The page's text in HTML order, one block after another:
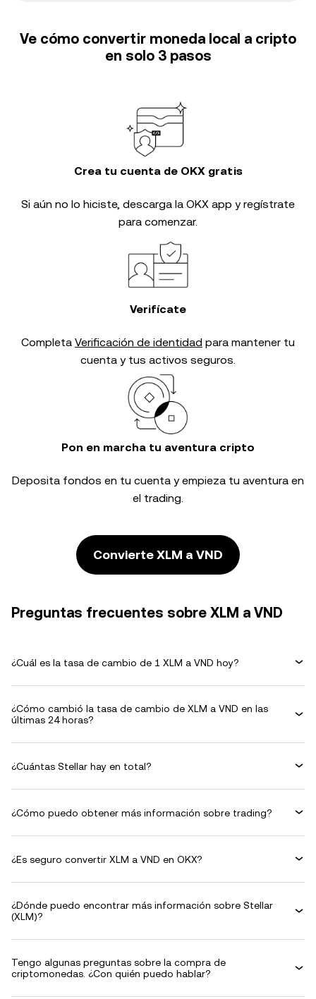
Ve cómo convertir moneda local a cripto
en solo 3 pasos
Crea tu cuenta de OKX gratis
Si aún no lo hiciste, descarga la OKX app y regístrate
para comenzar.
Verifícate
Completa Verificación de identidad para mantener tu
cuenta y tus activos seguros.
Pon en marcha tu aventura cripto
Deposita fondos en tu cuenta y empieza tu aventura en
el trading.
Convierte XLM a VND
Preguntas frecuentes sobre XLM a VND
¿Cuál es la tasa de cambio de 1 XLM a VND hoy?
¿Cómo cambió la tasa de cambio de XLM a VND en las
últimas 24 horas?
¿Cuántas Stellar hay en total?
¿Cómo puedo obtener más información sobre trading?
¿Es seguro convertir XLM a VND en OKX?
¿Dónde puedo encontrar más información sobre Stellar
(XLM)?
Tengo algunas preguntas sobre la compra de
criptomonedas. ¿Con quién puedo hablar?